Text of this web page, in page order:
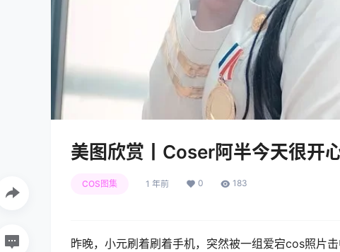
美图欣赏丨Coser阿半今天很
COS图集 1 年前 0 183
昨晚，小元刷着刷着手机，突然被一组爱宕cos照片